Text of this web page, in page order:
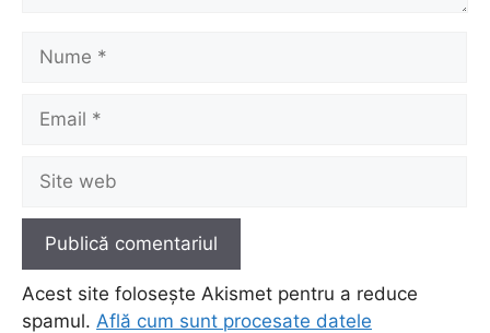
Nume
Email
Site
web
Acest site folosește Akismet pentru a reduce
spamul. Află cum sunt procesate datele